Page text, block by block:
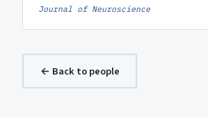
Journal of Neuroscience
← Back to people